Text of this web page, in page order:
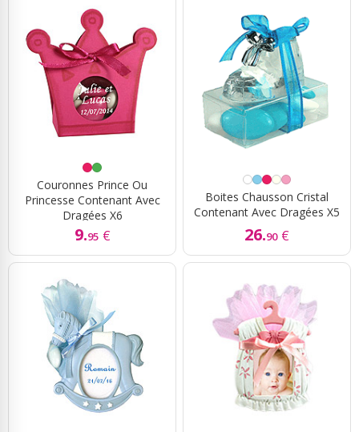
Couronnes Prince Ou
Princesse Contenant Avec
Dragées X6
9.95 €
Boites Chausson Cristal
Contenant Avec Dragées X5
26.90 €